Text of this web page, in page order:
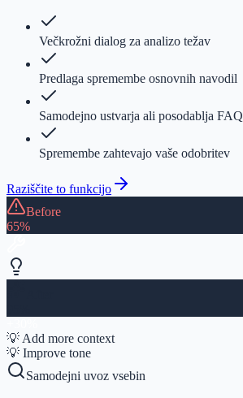
Večkrožni dialog za analizo težav
Predlaga spremembe osnovnih navodil
Samodejno ustvarja ali posodablja FAQ
Spremembe zahtevajo vaše odobritev
Raziščite to funkcijo
Before
65%
💡 Add more context
💡 Improve tone
Samodejni uvoz vsebin